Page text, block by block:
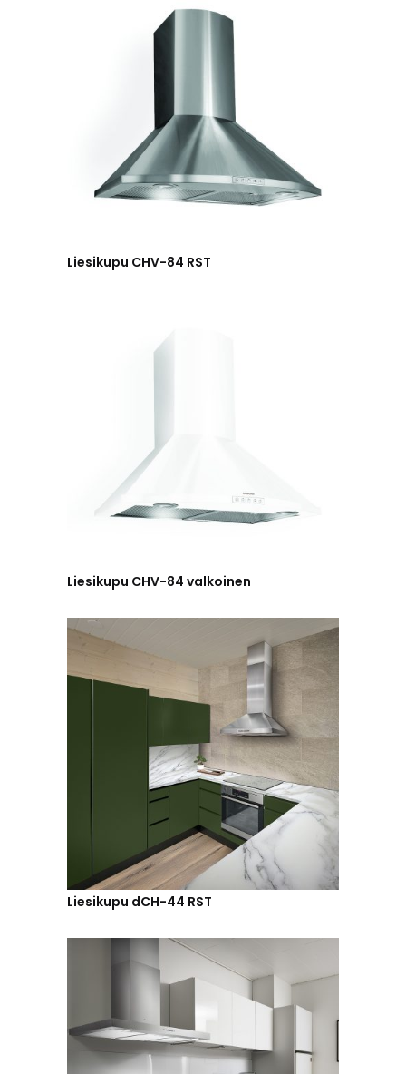
Liesikupu CHV-84 RST
Liesikupu CHV-84 valkoinen
Liesikupu dCH-44 RST